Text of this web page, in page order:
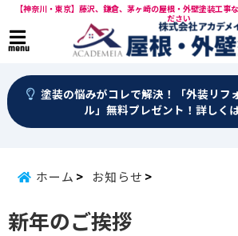
【神奈川・東京】藤沢、鎌倉、茅ヶ崎の屋根・外壁塗装工事
ださい
menu
塗装の悩みがコレで解決！「外装リフ
ル」無料プレゼント！詳しく
ホーム お知らせ
新年のご挨拶